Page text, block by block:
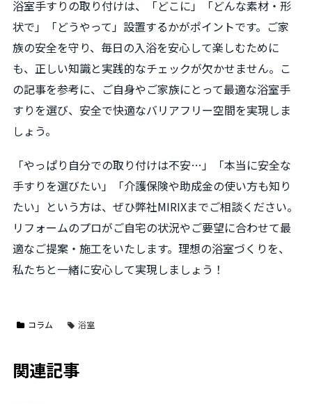
浴室手すりの取り付けは、「どこに」「どんな素材・形
状で」「どうやって」設置するかがポイントです。ご家
族の安全を守り、毎日の入浴を安心して楽しむために
も、正しい知識と実践的なチェックが欠かせません。こ
の記事を参考に、ご自身やご家族にとって最適な浴室手
すりを選び、安全で快適なバリアフリー空間を実現しま
しょう。
「やっぱり自分での取り付けは不安…」「本当に安全な
手すりを選びたい」「介護保険や助成金の使い方も知り
たい」という方は、ぜひ弊社MIRIXまでご相談ください。
リフォームのプロがご自宅の状況やご要望に合わせて最
適なご提案・施工をいたします。理想の浴室づくりを、
私たちと一緒に安心して実現しましょう！
コラム 浴室
関連記事